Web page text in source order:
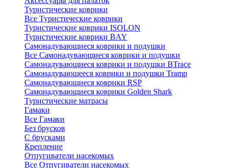
Туристические коврики
Все Туристические коврики
Туристические коврики ISOLON
Туристические коврики BAY
Самонадувающиеся коврики и подушки
Все Самонадувающиеся коврики и подушки
Самонадувающиеся коврики и подушки BTrace
Самонадувающееся коврики и подушки Tramp
Самонадувающиеся коврики RSP
Самонадувающиеся коврики Golden Shark
Туристические матрасы
Гамаки
Все Гамаки
Без брусков
С брусками
Крепление
Отпугиватели насекомых
Все Отпугиватели насекомых